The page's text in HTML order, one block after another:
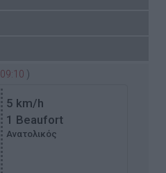
09:10 )
5 km/h
1 Beaufort
Ανατολικός